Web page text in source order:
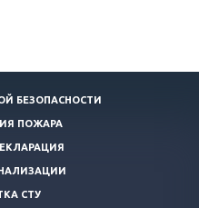
БЕЗОПАСНОСТИ
ПОЖАРА
СТУ